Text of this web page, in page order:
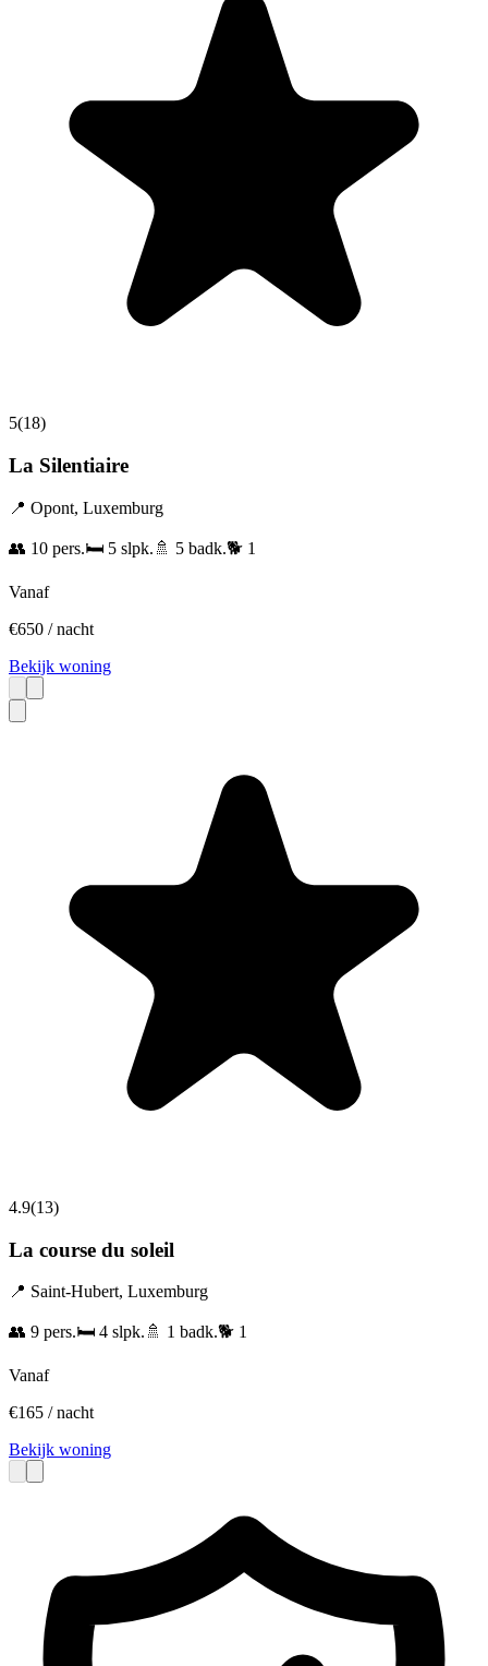
5(18)
La Silentiaire
📍 Opont, Luxemburg
👥 10 pers.🛏️ 5 slpk. 🚿 5 badk.🐕 1
Vanaf
€650 / nacht
Bekijk woning
4.9(13)
La course du soleil
📍 Saint-Hubert, Luxemburg
👥 9 pers.🛏️ 4 slpk. 🚿 1 badk.🐕 1
Vanaf
€165 / nacht
Bekijk woning